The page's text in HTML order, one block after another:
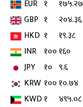
EUR १ १७५.२७
GBP १ २०४.३६
HKD १ १९.३८
INR १००१६०
JPY
१० ९.६
KRW १००१०.७४
KWD१ ४९५.०८